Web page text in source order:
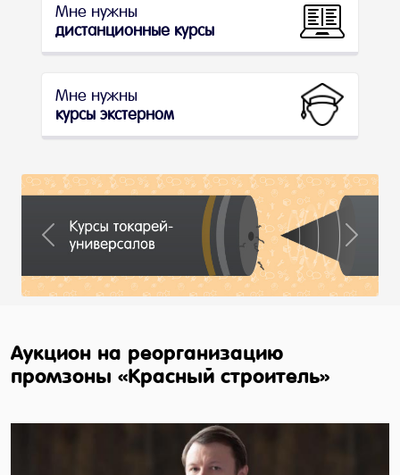
Мне нужны
дистанционные курсы
Мне нужны
курсы экстерном
Previous Next
Аукцион на реорганизацию
промзоны «Красный строитель»